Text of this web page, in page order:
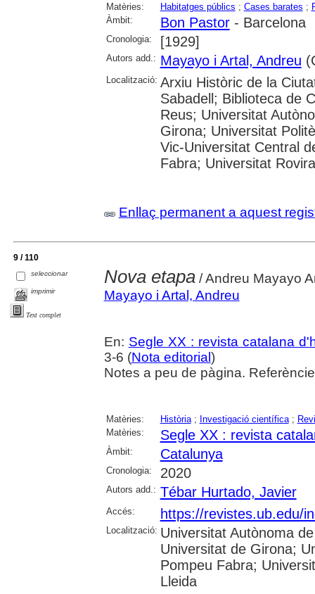
Matèries: Habitatges públics ; Cases barates ;
Àmbit:
Bon Pastor- Barcelona
Cronologia: [1929]
Autors add.: Mayayo i Artal, Andreu
Localització: Arxiu Històric de la
Sabadell; Biblioteca de
Reus; Universitat
Girona; Universitat
Vic-Universitat Central
Fabra; Universitat
Enllaç permanent a aquest
9 / 110
seleccionar
imprimir
Text complet
Nova etapa/ Andreu Mayayo
Mayayo i Artal, Andreu
En: Segle XX : revista catalana
3-6 (Nota editorial )
Notes a peu de pàgina.
Matèries: Història; Investigació científica;
Matèries:
Segle XX : revista
Àmbit: Catalunya
Cronologia: 2020
Autors add.: Tébar Hurtado, Javier
Accés: https://revistes.ub.edu/
Localització: Universitat Autònoma
Universitat de Girona;
Pompeu Fabra;
Lleida